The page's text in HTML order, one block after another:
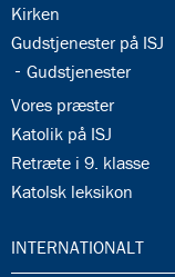
35.3:
Kirken
35.4:
Gudstjenester på ISJ
35.5:
Gudstjenester
35.7:
Vores præster
35.8:
Katolik på ISJ
35.9:
Retræte i 9. klasse
35.10:
Katolsk leksikon
36.0:
INTERNATIONALT